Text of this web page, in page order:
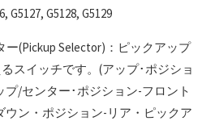
G5127, G5128, G5129
ー(Pickup Selector)：ピックアップ
スイッチです。(アップ･ポジショ
プ/センター･ポジション-フロント
ウン・ポジション-リア・ピックア